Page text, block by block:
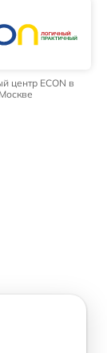
центр ECON в
Москве